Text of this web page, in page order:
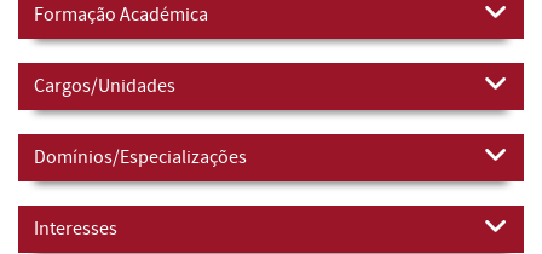
Formação Académica
Cargos/Unidades
Domínios/Especializações
Interesses